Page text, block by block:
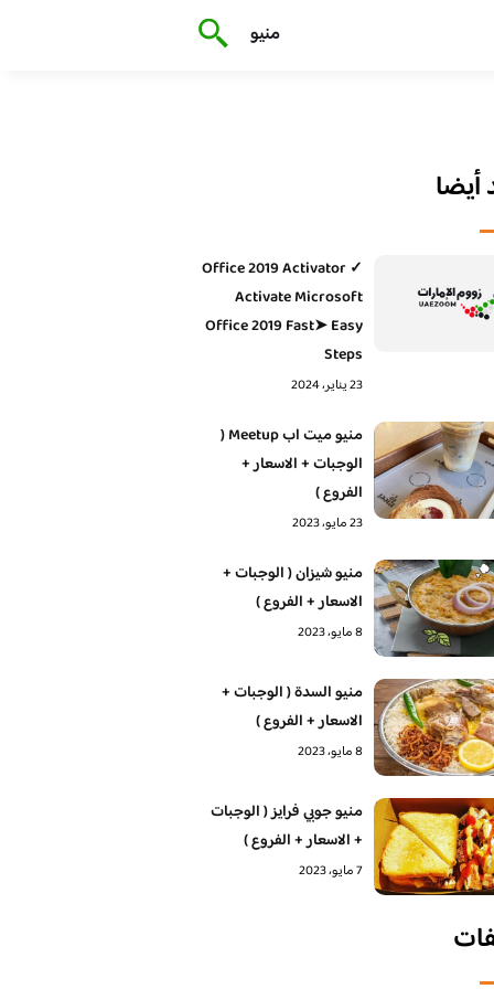
منيو
Office 2019 Activator ✓
Activate Microsoft
Office 2019 Fast➤ Easy
Steps
23 يناير، 2024
منيو ميت اب Meetup (
الوجبات + الاسعار +
الفروع )
23 مايو، 2023
منيو شيزان ( الوجبات +
الاسعار + الفروع )
8 مايو، 2023
منيو السدة ( الوجبات +
الاسعار + الفروع )
8 مايو، 2023
منيو جوبي فرايز ( الوجبات
+ الاسعار + الفروع )
7 مايو، 2023